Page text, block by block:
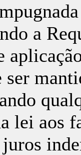
a
ser
lei aos